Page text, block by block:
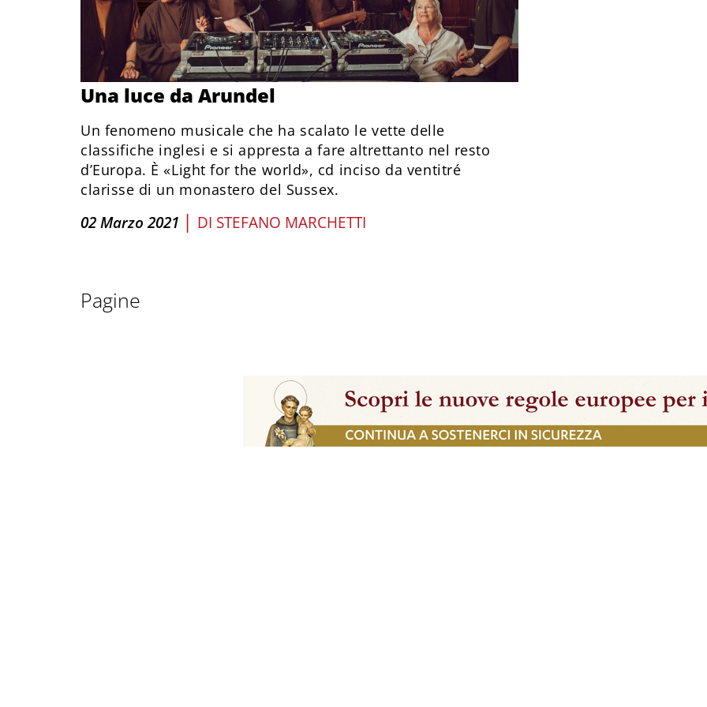
Una luce da Arundel
Un fenomeno musicale che ha scalato le vette delle
classifiche inglesi e si appresta a fare altrettanto nel resto
d’Europa. È «Light for the world», cd inciso da ventitré
clarisse di un monastero del Sussex.
02 Marzo 2021 | DI STEFANO MARCHETTI
Pagine